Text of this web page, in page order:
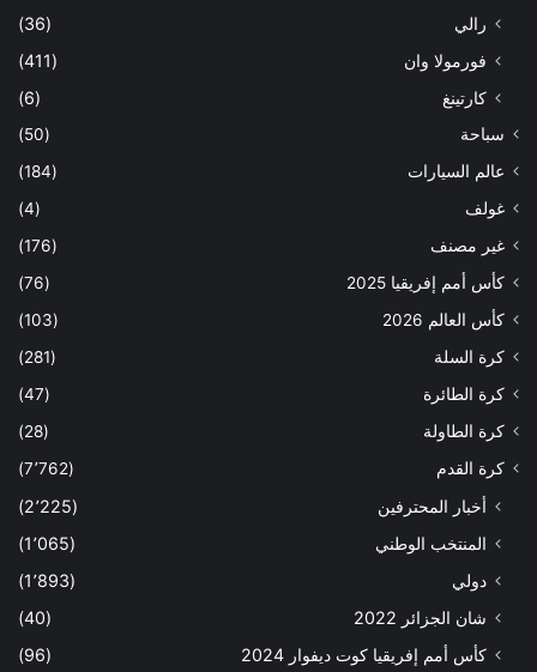
رالي
(36)
فورمولا وان
(411)
كارتينغ
(6)
سباحة
(50)
عالم السيارات
(184)
غولف
(4)
غير مصنف
(176)
كأس أمم إفريقيا 2025
(76)
كأس العالم 2026
(103)
كرة السلة
(281)
كرة الطائرة
(47)
كرة الطاولة
(28)
كرة القدم
(7٬762)
أخبار المحترفين
(2٬225)
المنتخب الوطني
(1٬065)
دولي
(1٬893)
شان الجزائر 2022
(40)
كأس أمم إفريقيا كوت ديفوار 2024
(96)